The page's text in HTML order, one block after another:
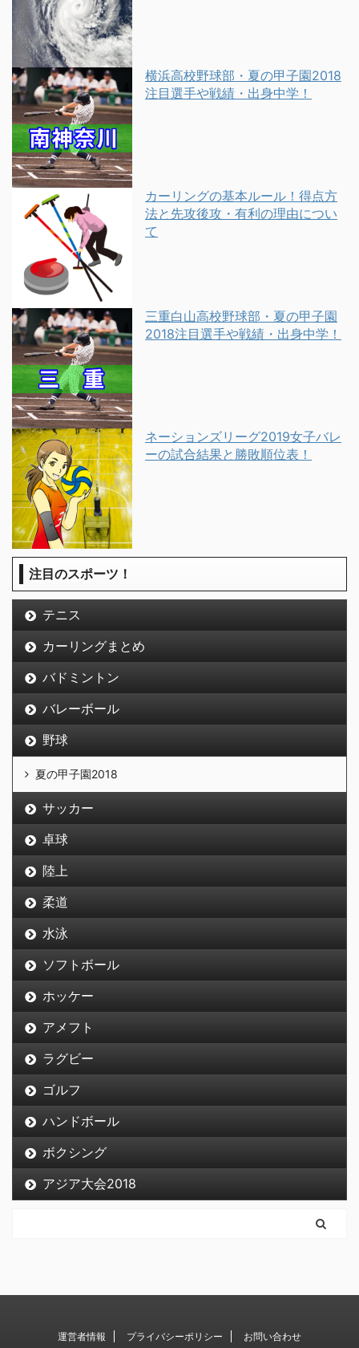
横浜高校野球部・夏の甲子園2018
注目選手や戦績・出身中学！
カーリングの基本ルール！得点方
法と先攻後攻・有利の理由につい
て
三重白山高校野球部・夏の甲子園
2018注目選手や戦績・出身中学！
ネーションズリーグ2019女子バレ
ーの試合結果と勝敗順位表！
注目のスポーツ！
テニス
カーリングまとめ
バドミントン
バレーボール
野球
夏の甲子園2018
サッカー
卓球
陸上
柔道
水泳
ソフトボール
ホッケー
アメフト
ラグビー
ゴルフ
ハンドボール
ボクシング
アジア大会2018
運営者情報 プライバシーポリシー お問い合わせ